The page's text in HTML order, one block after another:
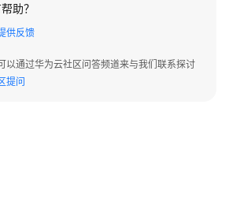
助？
供反馈
以通过华为云社区问答频道来与我们联系探讨
提问